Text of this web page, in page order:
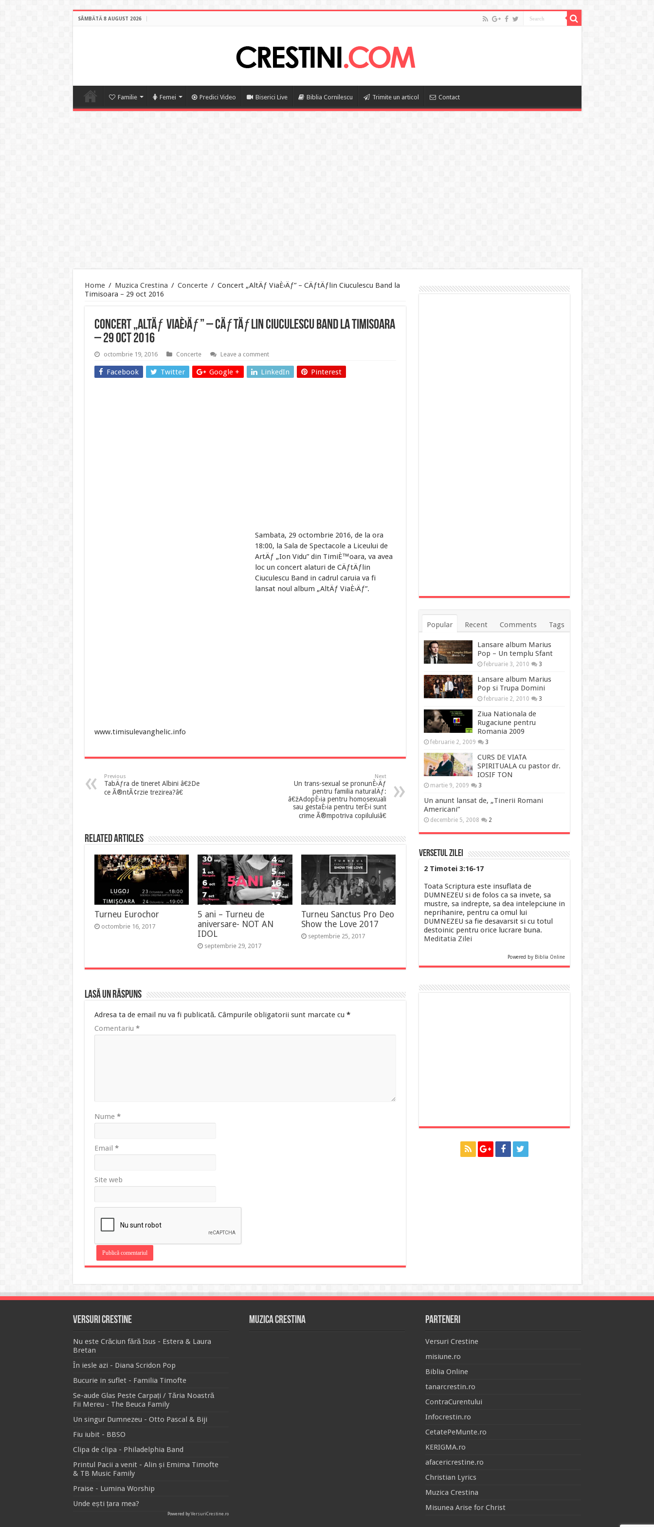
SÂMBĂTĂ 8 AUGUST 2026
Familie Femei Predici Video Biserici Live Biblia Cornilescu Trimite un articol Contact
Home / Muzica Crestina / Concerte / Concert „AltÄƒ ViaÈ›Äƒ” – CÄƒtÄƒlin Ciuculescu Band la
Timisoara – 29 oct 2016
Concert „AltÄƒ ViaÈ›Äƒ” – CÄƒtÄƒlin Ciuculescu Band la Timisoara
– 29 oct 2016
octombrie 19, 2016 Concerte Leave a comment
Facebook Twitter Google + LinkedIn Pinterest
Sambata, 29 octombrie 2016, de la ora
18:00, la Sala de Spectacole a Liceului de
ArtÄƒ „Ion Vidu” din TimiÈ™oara, va avea
loc un concert alaturi de CÄƒtÄƒlin
Ciuculescu Band in cadrul caruia va fi
lansat noul album „AltÄƒ ViaÈ›Äƒ”.
www.timisulevanghelic.info
Previous
TabÄƒra de tineret Albini â€žDe
ce Ã®ntÃ¢rzie trezirea?â€
Next
Un trans-sexual se pronunÈ›Äƒ
pentru familia naturalÄƒ:
â€žAdopÈ›ia pentru homosexuali
sau gestaÈ›ia pentru terÈ›i sunt
crime Ã®mpotriva copiluluiâ€
Related Articles
Turneu Eurochor
octombrie 16, 2017
5 ani – Turneu de
aniversare- NOT AN
IDOL
septembrie 29, 2017
Turneu Sanctus Pro Deo
Show the Love 2017
septembrie 25, 2017
Lasă un răspuns
Adresa ta de email nu va fi publicată. Câmpurile obligatorii sunt marcate cu *
Comentariu *
Nume *
Email *
Site web
Popular Recent Comments Tags
Lansare album Marius
Pop – Un templu Sfant
februarie 3, 2010 3
Lansare album Marius
Pop si Trupa Domini
februarie 2, 2010 3
Ziua Nationala de
Rugaciune pentru
Romania 2009
februarie 2, 2009 3
CURS DE VIATA
SPIRITUALA cu pastor dr.
IOSIF TON
martie 9, 2009 3
Un anunt lansat de, „Tinerii Romani
Americani”
decembrie 5, 2008 2
Versetul Zilei
2 Timotei 3:16-17
Toata Scriptura este insuflata de
DUMNEZEU si de folos ca sa invete, sa
mustre, sa indrepte, sa dea intelepciune in
neprihanire, pentru ca omul lui
DUMNEZEU sa fie desavarsit si cu totul
destoinic pentru orice lucrare buna.
Meditatia Zilei
Powered by Biblia Online
Versuri Crestine
Nu este Crăciun fără Isus - Estera & Laura
Bretan
În iesle azi - Diana Scridon Pop
Bucurie in suflet - Familia Timofte
Se-aude Glas Peste Carpați / Tăria Noastră
Fii Mereu - The Beuca Family
Un singur Dumnezeu - Otto Pascal & Biji
Fiu iubit - BBSO
Clipa de clipa - Philadelphia Band
Printul Pacii a venit - Alin și Emima Timofte
& TB Music Family
Praise - Lumina Worship
Unde ești țara mea?
Powered byVersuriCrestine.ro
Muzica Crestina Parteneri
Versuri Crestine
misiune.ro
Biblia Online
tanarcrestin.ro
ContraCurentului
Infocrestin.ro
CetatePeMunte.ro
KERIGMA.ro
afacericrestine.ro
Christian Lyrics
Muzica Crestina
Misunea Arise for Christ